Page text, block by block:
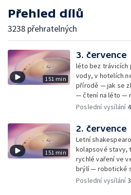
Přehled dílů
3238 přehratelných
151 min
3. července
léto bez trávicích
vody, v hotelích
přírodě — jak se
— čtení na léto —
Samko
Poslední vysílání
151 min
2. července
Letní
kolapsové stavy,
rychlé vaření ve
brýlí — robotické
rekordmanka —
Poslední vysílání